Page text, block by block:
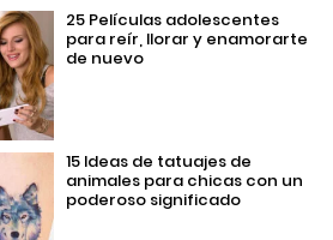
25 Películas adolescentes
para reír, llorar y enamorarte
de nuevo
15 Ideas de tatuajes de
animales para chicas con un
poderoso significado